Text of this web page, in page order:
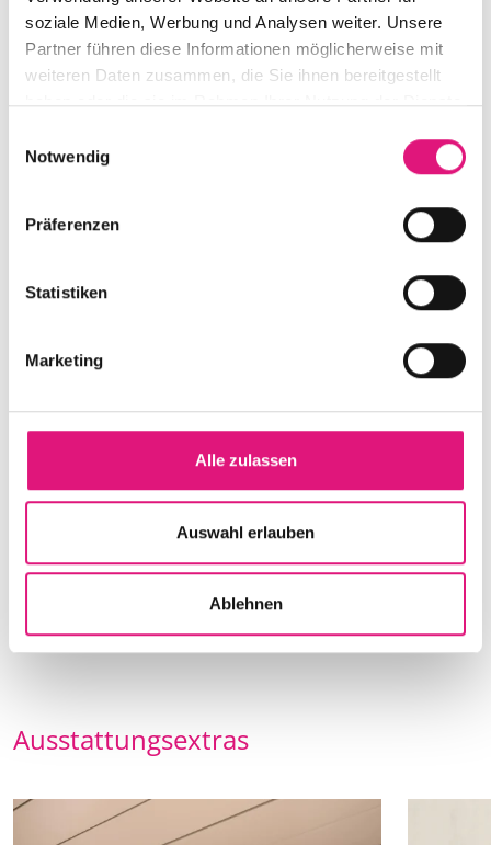
soziale Medien, Werbung und Analysen weiter. Unsere
Partner führen diese Informationen möglicherweise mit
weiteren Daten zusammen, die Sie ihnen bereitgestellt
haben oder die sie im Rahmen Ihrer Nutzung der Dienste
Notwendig
Präferenzen
Statistiken
Marketing
Alle zulassen
Auswahl erlauben
Ablehnen
Details und Varianten
Ausstattungsextras